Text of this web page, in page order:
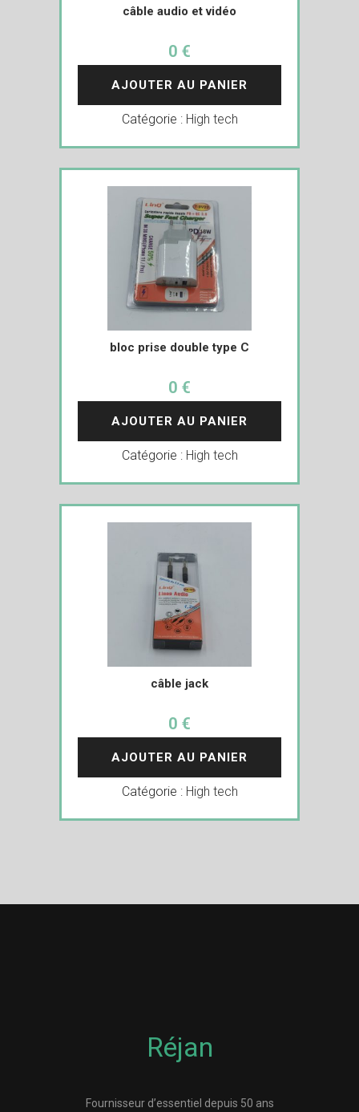
câble audio et vidéo
0 €
AJOUTER AU PANIER
Catégorie : High tech
bloc prise double type C
0 €
AJOUTER AU PANIER
Catégorie : High tech
câble jack
0 €
AJOUTER AU PANIER
Catégorie : High tech
Réjan
Fournisseur d’essentiel depuis 50 ans